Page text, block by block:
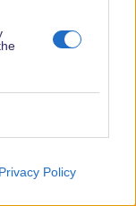
Privacy Policy
habe keine Daten
der Tag ist aber